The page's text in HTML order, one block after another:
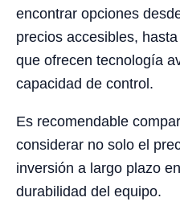
encontrar opciones
precios accesibles,
que ofrecen tecnología
capacidad de control.
Es recomendable
considerar no solo el
inversión a largo plazo
durabilidad del equipo.